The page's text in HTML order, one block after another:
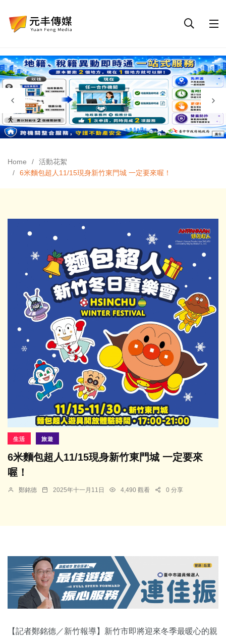
Home
活動花絮
6米麵包超人11/15現身新竹東門城 一定要來喔！
生活 旅遊
6米麵包超人11/15現身新竹東門城 一定要來
喔！
鄭銘德 2025年十一月11日 4,490 觀看 0 分享
【記者鄭銘德／新竹報導】新竹市即將迎來冬季最暖心的親